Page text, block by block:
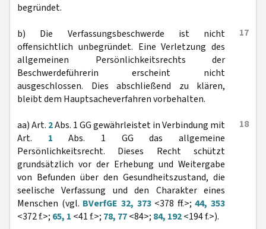
begründet.
17
b) Die Verfassungsbeschwerde ist nicht
offensichtlich unbegründet. Eine Verletzung des
allgemeinen Persönlichkeitsrechts der
Beschwerdeführerin erscheint nicht
ausgeschlossen. Dies abschließend zu klären,
bleibt dem Hauptsacheverfahren vorbehalten.
18
aa) Art. 2Abs. 1 GG gewährleistet in Verbindung mit
Art. 1 Abs. 1 GG das allgemeine
Persönlichkeitsrecht. Dieses Recht schützt
grundsätzlich vor der Erhebung und Weitergabe
von Befunden über den Gesundheitszustand, die
seelische Verfassung und den Charakter eines
Menschen (vgl. BVerfGE 32, 373<378 ff.>;44, 353
<372 f.>; 65, 1 <41 f.>; 78, 77<84>; 84, 192<194 f.>).